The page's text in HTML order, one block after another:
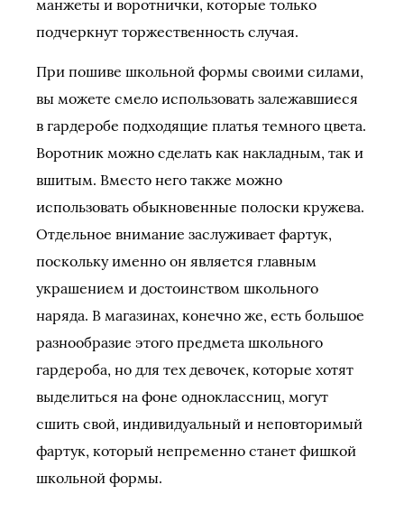
манжеты и воротнички, которые только
подчеркнут торжественность случая.
При пошиве школьной формы своими силами,
вы можете смело использовать залежавшиеся
в гардеробе подходящие платья темного цвета.
Воротник можно сделать как накладным, так и
вшитым. Вместо него также можно
использовать обыкновенные полоски кружева.
Отдельное внимание заслуживает фартук,
поскольку именно он является главным
украшением и достоинством школьного
наряда. В магазинах, конечно же, есть большое
разнообразие этого предмета школьного
гардероба, но для тех девочек, которые хотят
выделиться на фоне одноклассниц, могут
сшить свой, индивидуальный и неповторимый
фартук, который непременно станет фишкой
школьной формы.